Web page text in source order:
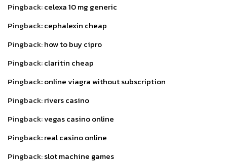
Pingback:celexa 10 mg generic
Pingback:cephalexin cheap
Pingback:how to buy cipro
Pingback:claritin cheap
Pingback:online viagra without subscription
Pingback:rivers casino
Pingback:vegas casino online
Pingback:real casino online
Pingback:slot machine games